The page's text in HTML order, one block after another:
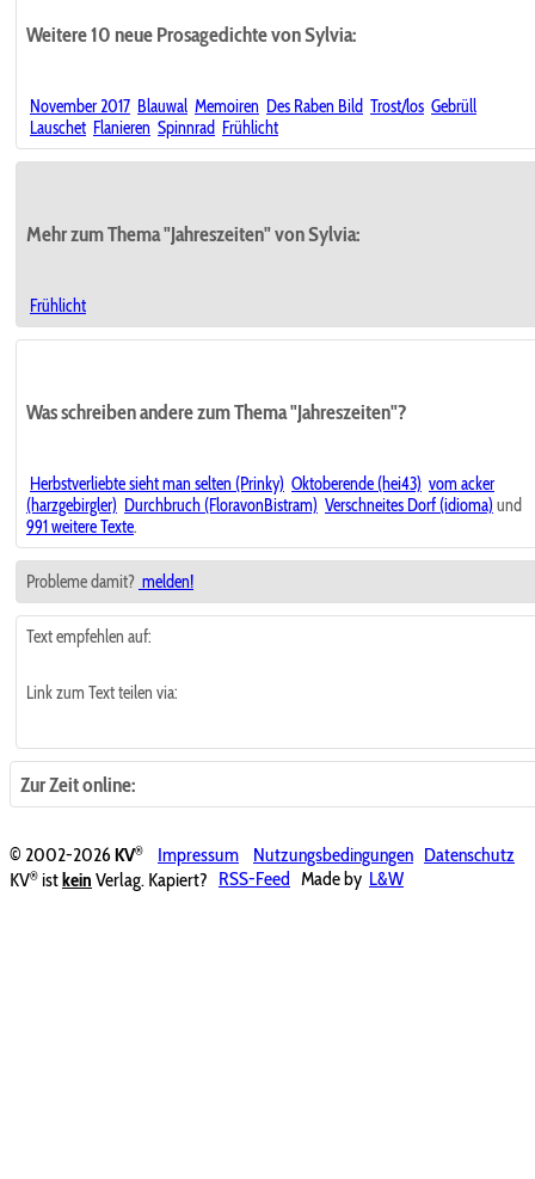
Weitere 10 neue Prosagedichte von Sylvia:
November 2017 Blauwal Memoiren Des Raben Bild Trost/los Gebrüll
Lauschet Flanieren Spinnrad Frühlicht
Mehr zum Thema "Jahreszeiten" von Sylvia:
Frühlicht
Was schreiben andere zum Thema "Jahreszeiten"?
Herbstverliebte sieht man selten (Prinky) Oktoberende (hei43) vom acker
(harzgebirgler) Durchbruch (FloravonBistram) Verschneites Dorf (idioma) und
991 weitere Texte.
Probleme damit? melden!
Text empfehlen auf:
Link zum Text teilen via:
Zur Zeit online:
© 2002-2026KV® Impressum Nutzungsbedingungen Datenschutz
KV® istkein Verlag. Kapiert? RSS-Feed Made by L&W